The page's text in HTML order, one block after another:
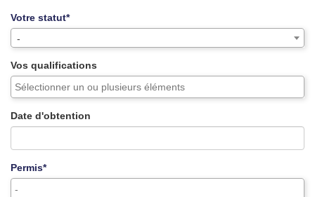
Votre statut*
-
Vos qualifications
Date d'obtention
Permis*